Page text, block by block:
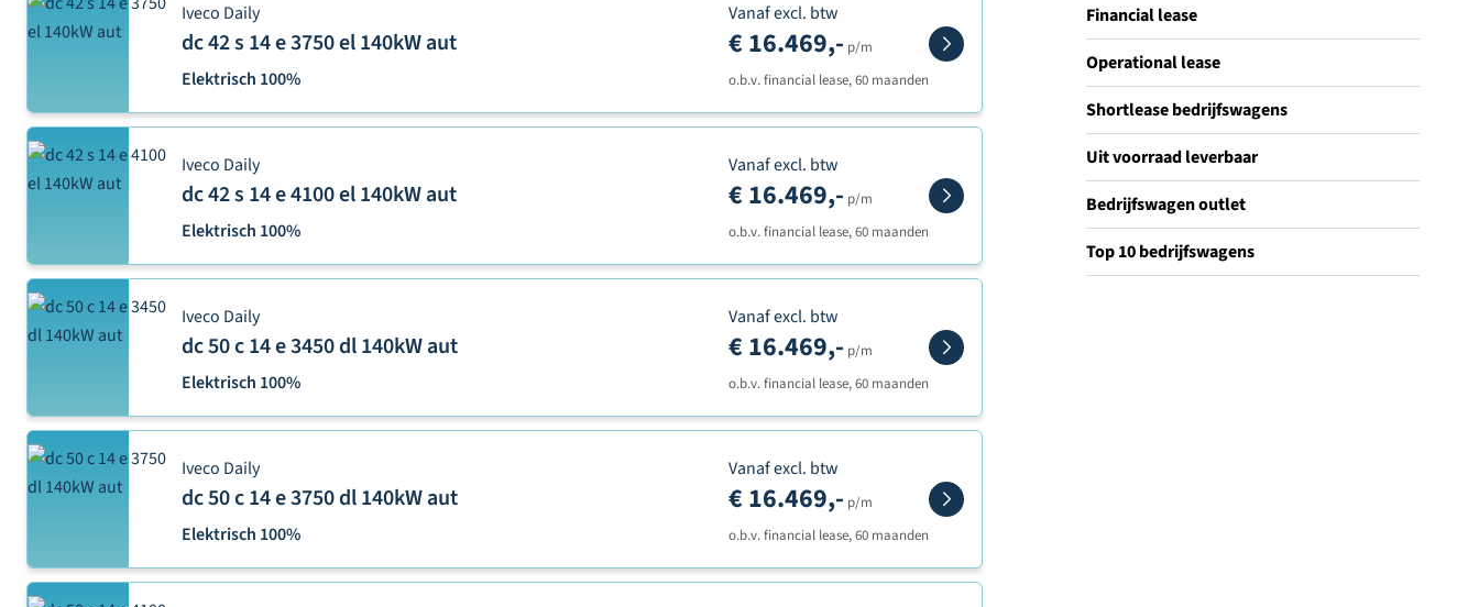
Iveco Daily
dc 42 s 14 e 3750 el 140kW aut
Elektrisch 100%
Vanaf excl. btw
€ 16.469,- p/m
o.b.v. financial lease, 60 maanden
Iveco Daily
dc 42 s 14 e 4100 el 140kW aut
Elektrisch 100%
Vanaf excl. btw
€ 16.469,- p/m
o.b.v. financial lease, 60 maanden
Iveco Daily
dc 50 c 14 e 3450 dl 140kW aut
Elektrisch 100%
Vanaf excl. btw
€ 16.469,- p/m
o.b.v. financial lease, 60 maanden
Iveco Daily
dc 50 c 14 e 3750 dl 140kW aut
Elektrisch 100%
Vanaf excl. btw
€ 16.469,- p/m
o.b.v. financial lease, 60 maanden
Financial lease
Operational lease
Shortlease bedrijfswagens
Uit voorraad leverbaar
Bedrijfswagen outlet
Top 10 bedrijfswagens